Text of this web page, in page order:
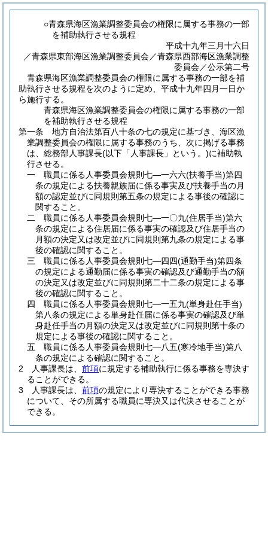
○青森県海区漁業調整委員会の権限に属する事務の一部
を補助執行させる規程
平成十九年三月十六日
／青森県東部海区漁業調整委員会／青森県西部海区漁業調整
委員会／公示第二号
青森県海区漁業調整委員会の権限に属する事務の一部を補
助執行させる規程を次のように定め、平成十九年四月一日か
ら施行する。
青森県海区漁業調整委員会の権限に属する事務の一部
を補助執行させる規程
第一条
地方自治法第百八十条の七の規定に基づき、海区漁
業調整委員会の権限に属する事務のうち、次に掲げる事務
は、総務部人事課長(以下「人事課長」という。)に補助執
行させる。
一
職員に係る人事委員会規則七―一六六(扶養手当)第四
条の規定による扶養親族届に係る事実及び扶養手当の月
額の認定並びに同規則第五条の規定による事後の確認に
関すること。
二
職員に係る人事委員会規則七―一〇九(住居手当)第六
条の規定による住居届に係る事実の確認及び住居手当の
月額の決定又は改定並びに同規則第九条の規定による事
後の確認に関すること。
三
職員に係る人事委員会規則七―四四(通勤手当)第四条
の規定による通勤届に係る事実の確認及び通勤手当の額
の決定又は改定並びに同規則第二十二条の規定による事
後の確認に関すること。
四
職員に係る人事委員会規則七―一五九(単身赴任手当)
第八条の規定による単身赴任届に係る事実の確認及び単
身赴任手当の月額の決定又は改定並びに同規則第十条の
規定による事後の確認に関すること。
五
職員に係る人事委員会規則七―八五(寒冷地手当)第八
条の規定による確認に関すること。
2
人事課長は、 前項に規定する補助執行に係る事務を専決す
ることができる。
3
人事課長は、 前項の規定により専決することができる事務
について、その所属する職員に専決又は代決させることが
できる。